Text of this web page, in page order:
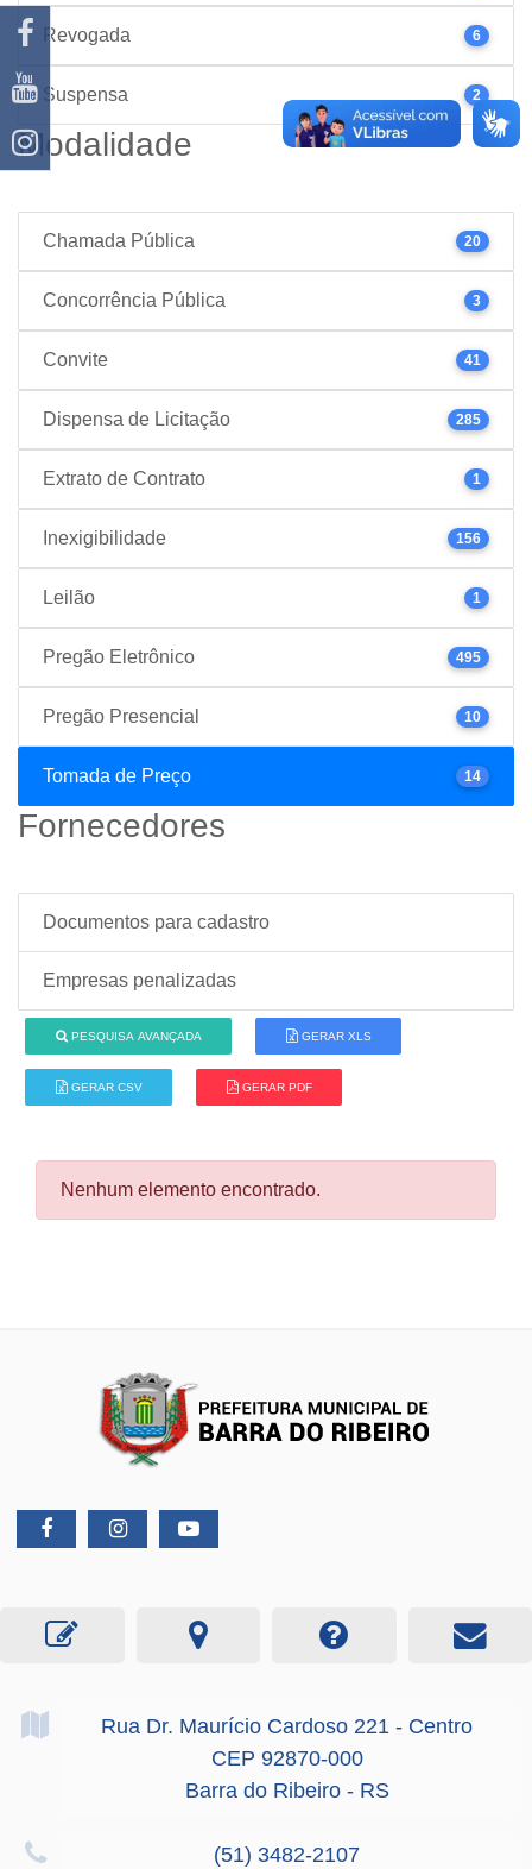
Revogada 6
Suspensa 2
Modalidade
Chamada Pública 20
Concorrência Pública 3
Convite 41
Dispensa de Licitação 285
Extrato de Contrato 1
Inexigibilidade 156
Leilão 1
Pregão Eletrônico 495
Pregão Presencial 10
Tomada de Preço 14
Fornecedores
Documentos para cadastro
Empresas penalizadas
PESQUISA AVANÇADA GERAR XLS
GERAR CSV GERAR PDF
Nenhum elemento encontrado.
Rua Dr. Maurício Cardoso 221 - Centro
CEP 92870-000
Barra do Ribeiro - RS
(51) 3482-2107